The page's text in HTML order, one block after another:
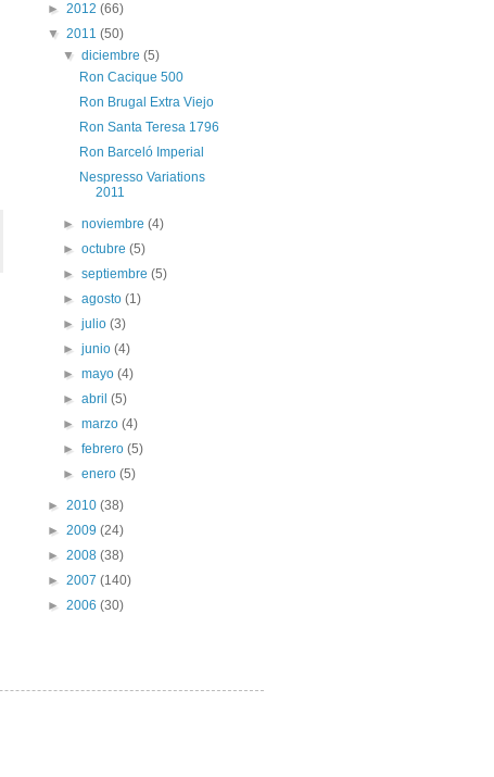
► 2012 (66)
▼ 2011 (50)
▼diciembre(5)
Ron Cacique 500
Ron Brugal Extra Viejo
Ron Santa Teresa 1796
Ron Barceló Imperial
Nespresso Variations
2011
►noviembre(4)
►octubre(5)
►septiembre(5)
►agosto(1)
►julio(3)
►junio(4)
►mayo(4)
►abril(5)
►marzo(4)
►febrero(5)
►enero(5)
► 2010 (38)
► 2009 (24)
► 2008 (38)
► 2007 (140)
► 2006 (30)